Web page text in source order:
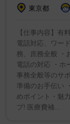
東京都
【仕事内容】有
電話対応、ワー
務、庶務全般 ・
電話の対応 ・ホ
事務全般等のサ
準備のお手伝い
めポイント・魅
プ! 医療費補...